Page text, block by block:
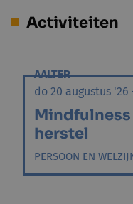
Activiteiten
AALTER
do 20 augustus '26
Mindfulness
herstel
PERSOON EN